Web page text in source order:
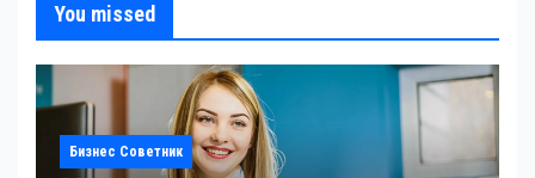
You missed
Бизнес Советник